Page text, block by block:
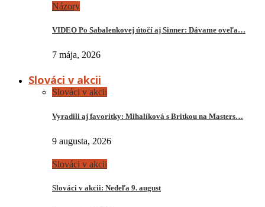
Názory
VIDEO Po Sabalenkovej útočí aj Sinner: Dávame oveľa…
7 mája, 2026
Slováci v akcii
Slováci v akcii
Vyradili aj favoritky: Mihalíková s Britkou na Masters…
9 augusta, 2026
Slováci v akcii
Slováci v akcii: Nedeľa 9. august